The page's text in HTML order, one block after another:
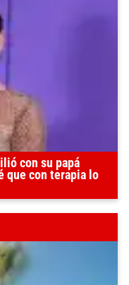
con su papá
que con terapia lo